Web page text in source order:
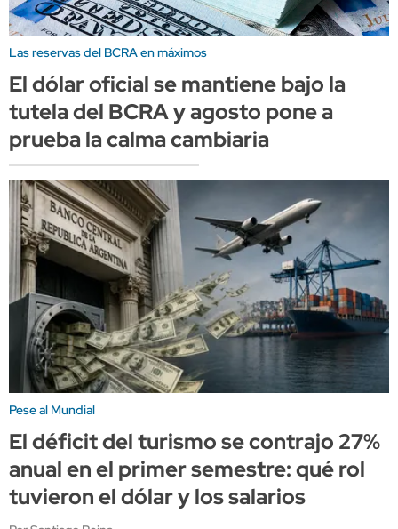
Las reservas del BCRA en máximos
El dólar oficial se mantiene bajo la
tutela del BCRA y agosto pone a
prueba la calma cambiaria
Pese al Mundial
El déficit del turismo se contrajo 27%
anual en el primer semestre: qué rol
tuvieron el dólar y los salarios